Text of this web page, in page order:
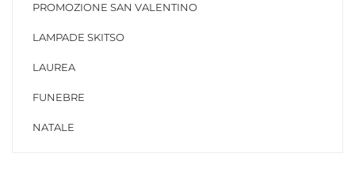
PROMOZIONE SAN VALENTINO
LAMPADE SKITSO
LAUREA
FUNEBRE
NATALE